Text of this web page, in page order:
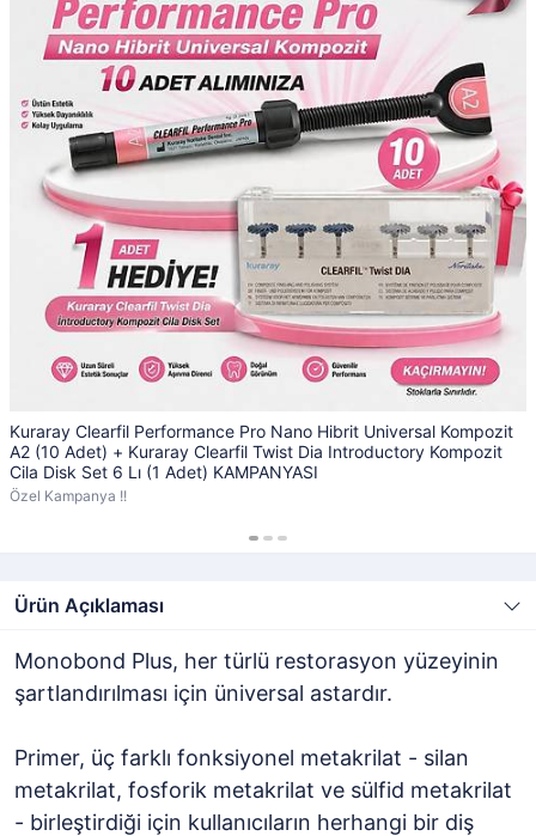
Kuraray Clearfil Performance Pro Nano Hibrit Universal Kompozit
A2 (10 Adet) + Kuraray Clearfil Twist Dia Introductory Kompozit
Cila Disk Set 6 Lı (1 Adet) KAMPANYASI
Özel Kampanya !!
Ürün Açıklaması
Monobond Plus, her türlü restorasyon yüzeyinin
şartlandırılması için üniversal astardır.
Primer, üç farklı fonksiyonel metakrilat - silan
metakrilat, fosforik metakrilat ve sülfid metakrilat
- birleştirdiği için kullanıcıların herhangi bir diş